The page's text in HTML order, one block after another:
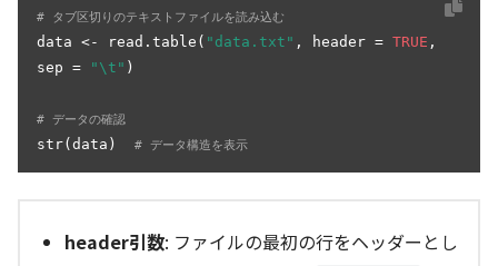
# タブ区切りのテキストファイルを読み込む
data <- read.table( "data.txt" , header = TRUE ,
sep =
"\t" )
# データの確認
str(data) # データ構造を表示
header引数: ファイルの最初の行をヘッダーとし